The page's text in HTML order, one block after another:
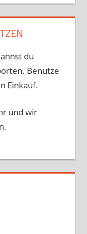
du
Benutze
Einkauf.
und wir